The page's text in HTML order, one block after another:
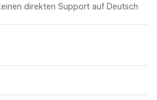
direkten Support auf Deutsch